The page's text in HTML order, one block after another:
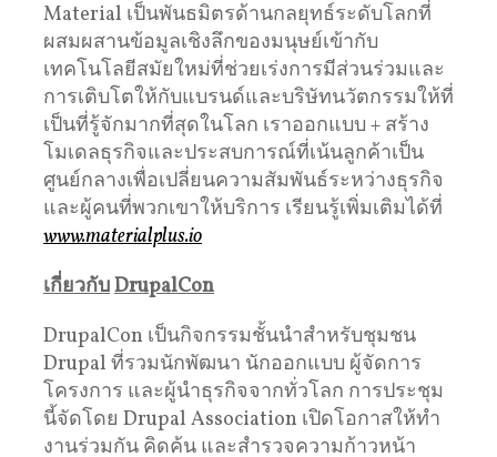
Material เป็นพันธมิตรด้านกลยุทธ์ระดับโลกที่
ผสมผสานข้อมูลเชิงลึกของมนุษย์เข้ากับ
เทคโนโลยีสมัยใหม่ที่ช่วยเร่งการมีส่วนร่วมและ
การเติบโตให้กับแบรนด์และบริษัทนวัตกรรมให้ที่
เป็นที่รู้จักมากที่สุดในโลก เราออกแบบ + สร้าง
โมเดลธุรกิจและประสบการณ์ที่เน้นลูกค้าเป็น
ศูนย์กลางเพื่อเปลี่ยนความสัมพันธ์ระหว่างธุรกิจ
และผู้คนที่พวกเขาให้บริการ เรียนรู้เพิ่มเติมได้ที่
www.materialplus.io
เกี่ยวกับDrupalCon
DrupalCon เป็นกิจกรรมชั้นนําสําหรับชุมชน
Drupal ที่รวมนักพัฒนา นักออกแบบ ผู้จัดการ
โครงการ และผู้นําธุรกิจจากทั่วโลก การประชุม
นี้จัดโดย Drupal Association เปิดโอกาสให้ทํา
งานร่วมกัน คิดค้น และสํารวจความก้าวหน้า